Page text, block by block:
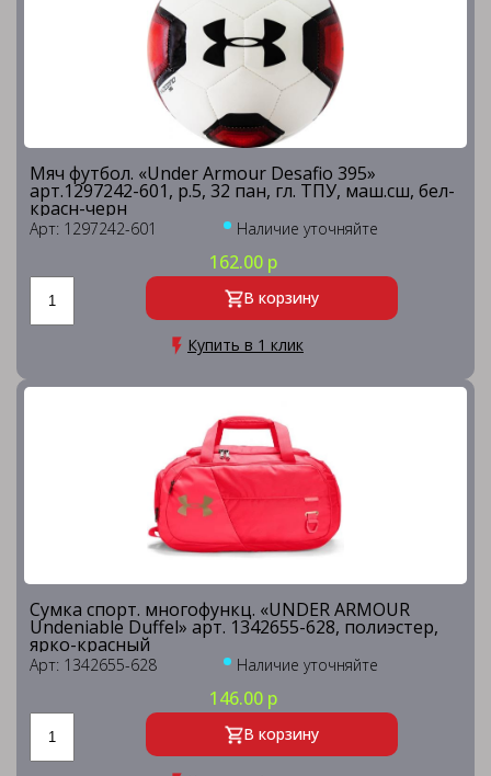
Мяч футбол. «Under Armour Desafio 395»
арт.1297242-601, р.5, 32 пан, гл. ТПУ, маш.сш, бел-
красн-черн
Арт: 1297242-601 Наличие уточняйте
162.00 р
В корзину
Купить в 1 клик
Сумка спорт. многофункц. «UNDER ARMOUR
Undeniable Duffel» арт. 1342655-628, полиэстер,
ярко-красный
Арт: 1342655-628 Наличие уточняйте
146.00 р
В корзину